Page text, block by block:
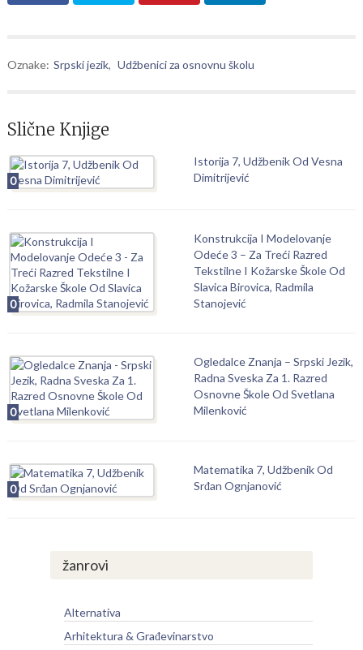
Oznake: Srpski jezik, Udžbenici za osnovnu školu
Slične Knjige
0
Istorija 7, Udžbenik Od Vesna
Dimitrijević
0
Konstrukcija I Modelovanje
Odeće 3 – Za Treći Razred
Tekstilne I Kožarske Škole Od
Slavica Birovica, Radmila
Stanojević
0
Ogledalce Znanja – Srpski Jezik,
Radna Sveska Za 1. Razred
Osnovne Škole Od Svetlana
Milenković
0
Matematika 7, Udžbenik Od
Srđan Ognjanović
žanrovi
Alternativa
Arhitektura & Građevinarstvo